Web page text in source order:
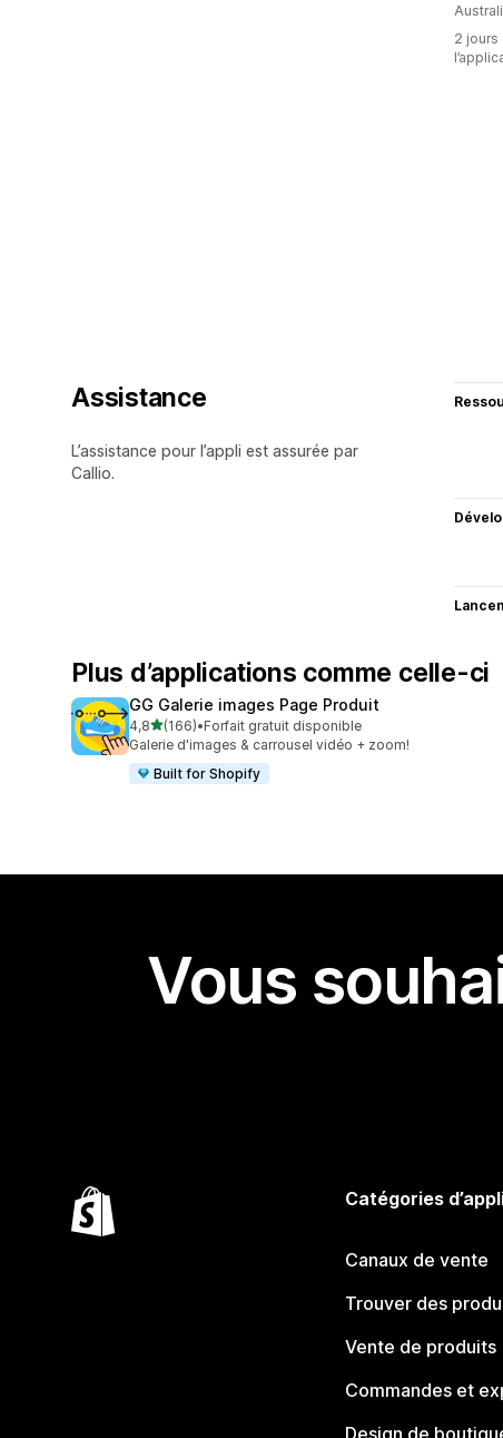
2 jours
Assistance
L’assistance pour l’appli est assurée par
Callio.
Plus d’applications comme celle-ci
GG Galerie images Page Produit
4,8étoile(s) sur 5
(166)
166 avis au total
•Forfait gratuit disponible
Galerie d'images & carrousel vidéo + zoom!
Built for Shopify
Vous
Catégories
Canaux de vente
Trouver des
Vente de produits
Commandes et
Design de